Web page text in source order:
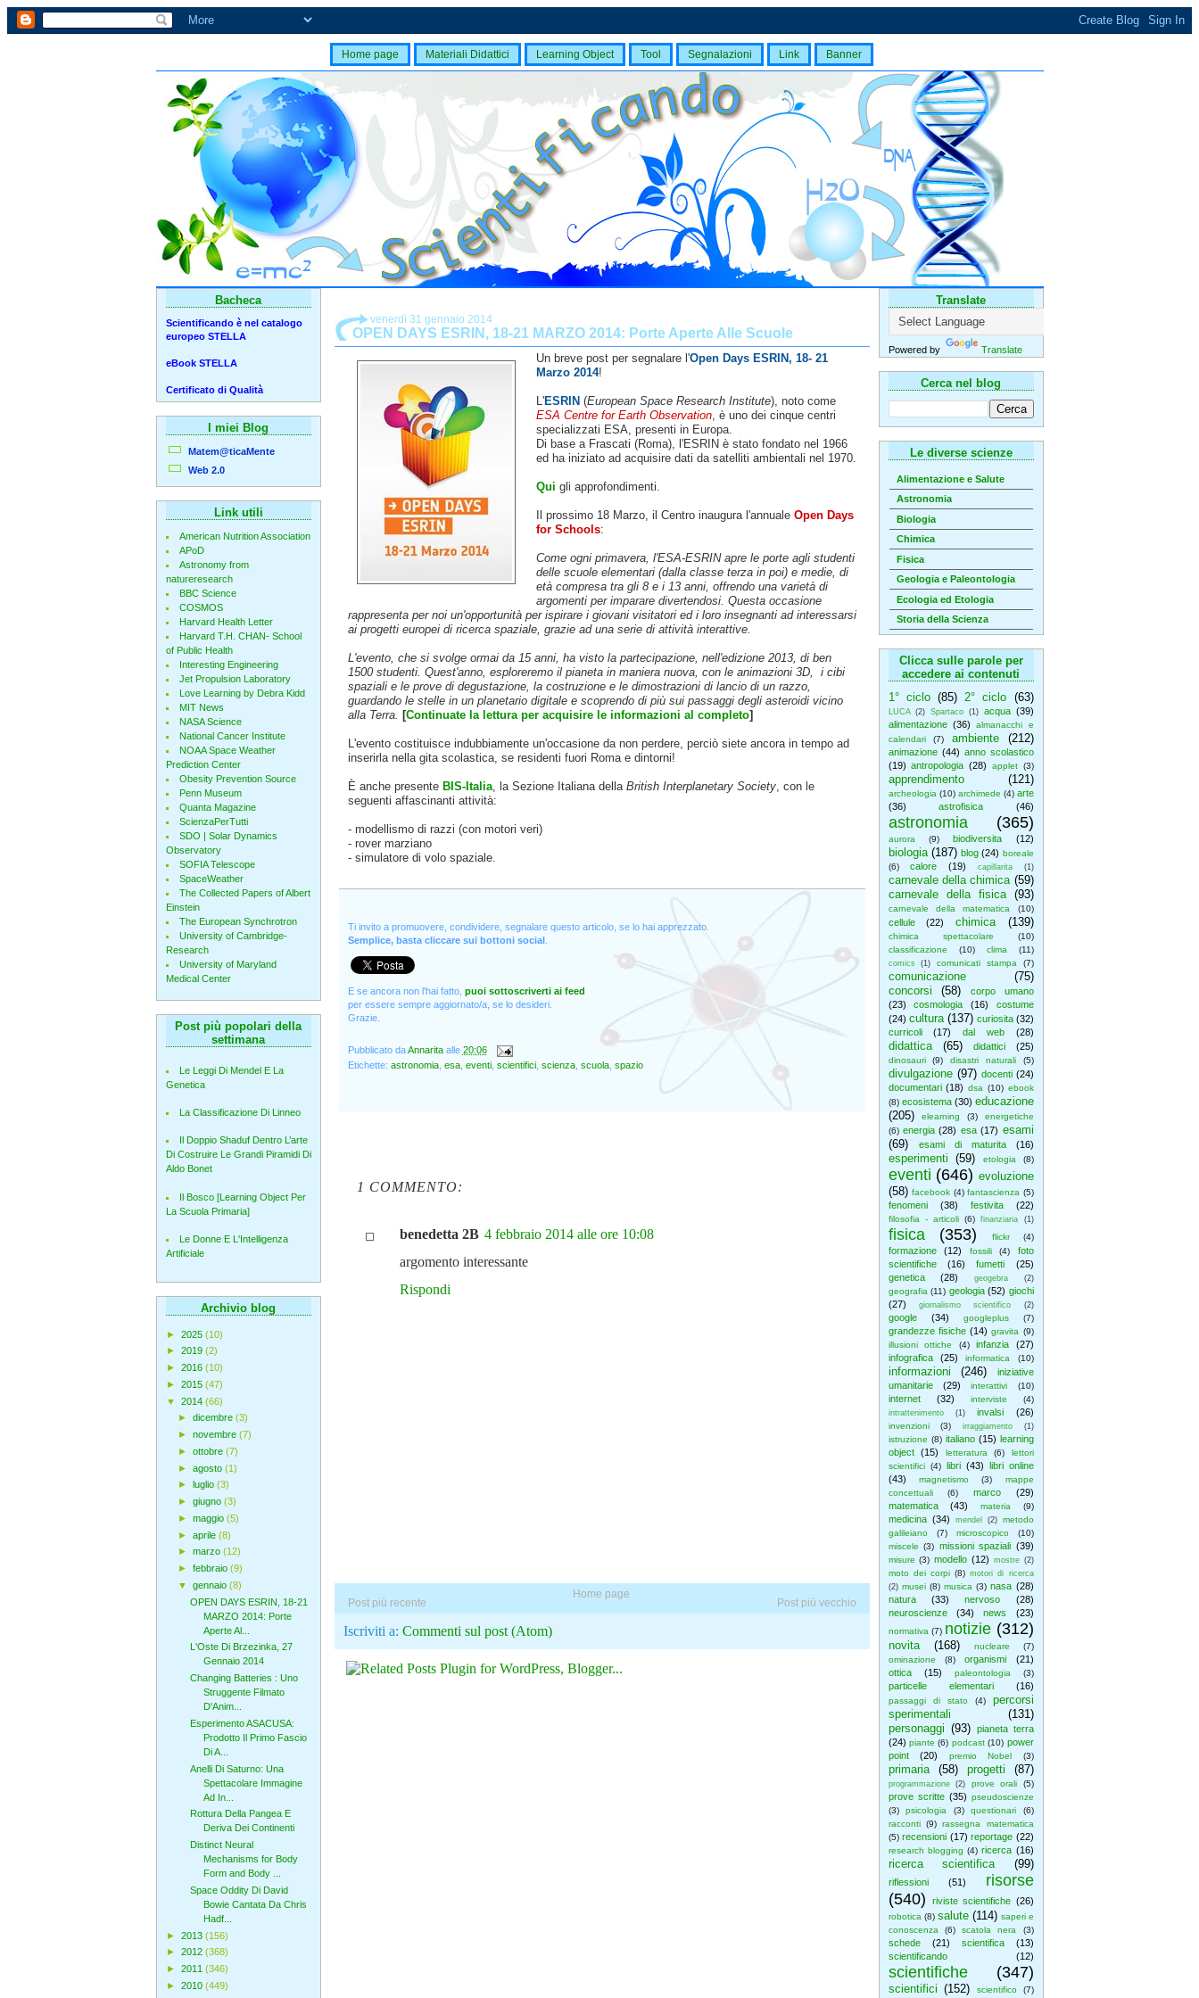
Home page Materiali Didattici Learning Object Tool Segnalazioni Link Banner
Translate
Powered by Translate
Cerca nel blog
Le diverse scienze
Alimentazione e Salute
Astronomia
Biologia
Chimica
Fisica
Geologia e Paleontologia
Ecologia ed Etologia
Storia della Scienza
Clicca sulle parole per
accedere ai contenuti
1° ciclo (85) 2° ciclo (63)
LUCA (2) Spartaco (1) acqua (39)
alimentazione (36)
almanacchi e
calendari
(7) ambiente (212)
animazione (44) anno scolastico
(19) antropologia (28) applet (3)
apprendimento (121)
archeologia (10) archimede (4) arte
(36)
astrofisica (46)
astronomia (365)
aurora (9) biodiversita (12)
biologia (187) blog (24) boreale
(6)
calore (19) capillarita (1)
carnevale della chimica (59)
carnevale della fisica
(93)
carnevale della matematica (10)
cellule (22) chimica (139)
chimica spettacolare
(10)
classificazione
(10) clima (11)
comics (1) comunicati stampa (7)
comunicazione
(75)
concorsi
(58)
corpo umano
(23)
cosmologia (16)
costume
(24) cultura (137) curiosita (32)
curricoli
(17) dal web (28)
didattica (65) didattici (25)
dinosauri (9) disastri naturali (5)
divulgazione (97) docenti (24)
documentari (18) dsa (10) ebook
(8) ecosistema (30) educazione
(205)
elearning (3)
energetiche
(6) energia (28) esa (17) esami
(69)
esami di maturita (16)
esperimenti (59) etologia (8)
eventi (646) evoluzione
(58) facebook (4) fantascienza (5)
fenomeni (38) festivita (22)
filosofia - articoli (6) finanziaria (1)
fisica (353) flickr (4)
formazione (12) fossili (4)
foto
scientifiche
(16) fumetti
(25)
genetica
(28) geogebra (2)
geografia (11) geologia (52) giochi
(27)
giornalismo scientifico (2)
google (34) googleplus (7)
grandezze fisiche (14) gravita (9)
illusioni ottiche
(4) infanzia
(27)
infografica
(25) informatica (10)
informazioni (246)
iniziative
umanitarie
(29) interattivi (10)
internet (32) interviste (4)
intrattenimento (1) invalsi (26)
invenzioni (3) irraggiamento (1)
istruzione (8) italiano (15) learning
object
(15) letteratura (6)
lettori
scientifici (4) libri (43) libri online
(43)
magnetismo (3)
mappe
concettuali
(6) marco
(29)
matematica
(43) materia (9)
medicina (34) mendel (2)
metodo
galileiano
(7) microscopico
(10)
miscele (3) missioni spaziali (39)
misure (3) modello (12) mostre (2)
moto dei corpi (8) motori di ricerca
(2) musei (8) musica (3) nasa (28)
natura
(33) nervoso
(28)
neuroscienze
(34) news (23)
normativa (7) notizie (312)
novita (168) nucleare
(7)
ominazione
(8) organismi
(21)
ottica
(15) paleontologia (3)
particelle elementari (16)
passaggi di stato (4)
percorsi
sperimentali
(131)
personaggi (93)
pianeta terra
(24) piante (6) podcast (10) power
point
(20) premio Nobel (3)
primaria (58) progetti (87)
programmazione (2) prove orali (5)
prove scritte (35) pseudoscienze
(3)
psicologia (3) questionari
(6)
racconti (9) rassegna matematica
(5) recensioni (17) reportage (22)
research blogging (4) ricerca (16)
ricerca scientifica (99)
riflessioni (51)
risorse
(540)
riviste scientifiche (26)
robotica (8) salute (114) saperi e
conoscenza
(6) scatola nera (3)
schede (21) scientifica
(13)
scientificando
(12)
scientifiche (347)
scientifici (152) scientifico (7)
venerdì 31 gennaio 2014
OPEN DAYS ESRIN, 18-21 MARZO 2014: Porte Aperte Alle Scuole
Un breve post per segnalare l'Open Days ESRIN, 18- 21
Marzo 2014!
L'ESRIN (European Space Research Institute), noto come
ESA Centre for Earth Observation, è uno dei cinque centri
specializzati ESA, presenti in Europa.
Di base a Frascati (Roma), l'ESRIN è stato fondato nel 1966
ed ha iniziato ad acquisire dati da satelliti ambientali nel 1970.
Qui gli approfondimenti.
Il prossimo 18 Marzo, il Centro inaugura l'annuale Open Days
for Schools:
Come ogni primavera, l'ESA-ESRIN apre le porte agli studenti
delle scuole elementari (dalla classe terza in poi) e medie, di
età compresa tra gli 8 e i 13 anni, offrendo una varietà di
argomenti per imparare divertendosi. Questa occasione
rappresenta per noi un'opportunità per ispirare i giovani visitatori ed i loro insegnanti ad interessarsi
ai progetti europei di ricerca spaziale, grazie ad una serie di attività interattive.
L'evento, che si svolge ormai da 15 anni, ha visto la partecipazione, nell'edizione 2013, di ben
1500 studenti. Quest'anno, esploreremo il pianeta in maniera nuova, con le animazioni 3D, i cibi
spaziali e le prove di degustazione, la costruzione e le dimostrazioni di lancio di un razzo,
guardando le stelle in un planetario digitale e scoprendo di più sui passaggi degli asteroidi vicino
alla Terra. [Continuate la lettura per acquisire le informazioni al completo]
L'evento costituisce indubbiamente un'occasione da non perdere, perciò siete ancora in tempo ad
inserirla nella gita scolastica, se residenti fuori Roma e dintorni!
È anche presente BIS-Italia, la Sezione Italiana della British Interplanetary Society, con le
seguenti affascinanti attività:
- modellismo di razzi (con motori veri)
- rover marziano
- simulatore di volo spaziale.
Ti invito a promuovere, condividere, segnalare questo articolo, se lo hai apprezzato.
Semplice, basta cliccare sui bottoni social.
E se ancora non l'hai fatto, puoi sottoscriverti ai feed
per essere sempre aggiornato/a, se lo desideri.
Grazie.
Pubblicato daAnnarita alle 20:06
Etichette: astronomia, esa, eventi, scientifici, scienza, scuola, spazio
1 COMMENTO:
benedetta 2B 4 febbraio 2014 alle ore 10:08
argomento interessante
Rispondi
Post più recente Post più vecchio
Home page
Iscriviti a: Commenti sul post (Atom)
Bacheca
Scientificando è nel catalogo
europeo STELLA
eBook STELLA
Certificato di Qualità
I miei Blog
Matem@ticaMente
Web 2.0
Link utili
American Nutrition Association
APoD
Astronomy from
natureresearch
BBC Science
COSMOS
Harvard Health Letter
Harvard T.H. CHAN- School
of Public Health
Interesting Engineering
Jet Propulsion Laboratory
Love Learning by Debra Kidd
MIT News
NASA Science
National Cancer Institute
NOAA Space Weather
Prediction Center
Obesity Prevention Source
Penn Museum
Quanta Magazine
ScienzaPerTutti
SDO | Solar Dynamics
Observatory
SOFIA Telescope
SpaceWeather
The Collected Papers of Albert
Einstein
The European Synchrotron
University of Cambridge-
Research
University of Maryland
Medical Center
Post più popolari della
settimana
Le Leggi Di Mendel E La
Genetica
La Classificazione Di Linneo
Il Doppio Shaduf Dentro L’arte
Di Costruire Le Grandi Piramidi Di
Aldo Bonet
Il Bosco [Learning Object Per
La Scuola Primaria]
Le Donne E L'Intelligenza
Artificiale
Archivio blog
► 2025 (10)
► 2019 (2)
► 2016 (10)
► 2015 (47)
▼ 2014 (66)
► dicembre (3)
► novembre (7)
► ottobre (7)
► agosto (1)
►
luglio (3)
► giugno (3)
► maggio (5)
► aprile (8)
► marzo (12)
► febbraio (9)
▼ gennaio (8)
OPEN DAYS ESRIN, 18-21
MARZO 2014: Porte
Aperte Al...
L'Oste Di Brzezinka, 27
Gennaio 2014
Changing Batteries : Uno
Struggente Filmato
D'Anim...
Esperimento ASACUSA:
Prodotto Il Primo Fascio
Di A...
Anelli Di Saturno: Una
Spettacolare Immagine
Ad In...
Rottura Della Pangea E
Deriva Dei Continenti
Distinct Neural
Mechanisms for Body
Form and Body ...
Space Oddity Di David
Bowie Cantata Da Chris
Hadf...
► 2013 (156)
► 2012 (368)
► 2011 (346)
► 2010 (449)